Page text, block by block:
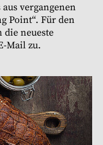
vergangenen
Point“. Für den
neueste
Mail zu.